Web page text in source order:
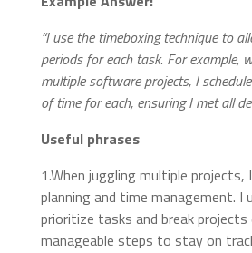
“I use the timeboxing technique to
periods for each task. For example,
multiple software projects, I
of time for each, ensuring I met all
Useful phrases
1.When juggling multiple projects,
planning and time management.
prioritize tasks and break
manageable steps to stay on